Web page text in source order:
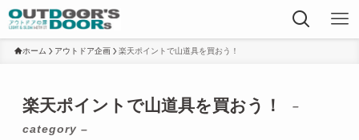
ホーム アウトドア企画 楽天ポイントで山道具を買おう！
楽天ポイントで山道具を買おう！
–
category –